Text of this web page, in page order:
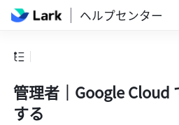
ヘルプセンター
管理者｜Google Cloud
する